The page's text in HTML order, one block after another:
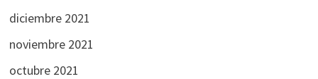
diciembre 2021
noviembre 2021
octubre 2021